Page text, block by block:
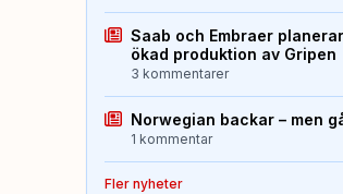
Saab och Embraer
ökad produktion av Gripen
3 kommentarer
Norwegian backar – men
1 kommentar
Fler nyheter